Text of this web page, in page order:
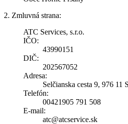
2. Zmluvná strana:
ATC Services, s.r.o.
IČO:
43990151
DIČ:
202567052
Adresa:
Selčianska cesta 9, 976 11
Telefón:
00421905 791 508
E-mail:
atc@atcservice.sk